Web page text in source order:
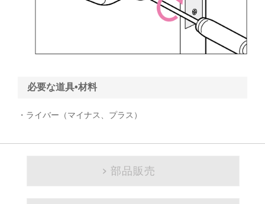
必要な道具•材料
・ライバー（マイナス、プラス）
部品販売